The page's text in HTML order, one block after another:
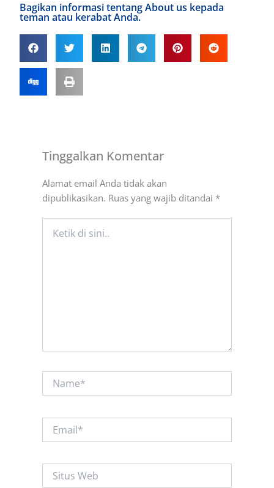
Bagikan informasi tentang About us kepada
teman atau kerabat Anda.
Tinggalkan Komentar
Alamat email Anda tidak akan
dipublikasikan. Ruas yang wajib ditandai *
Situs
Web